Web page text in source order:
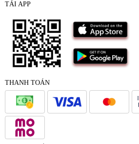
TẢI APP
THANH TOÁN